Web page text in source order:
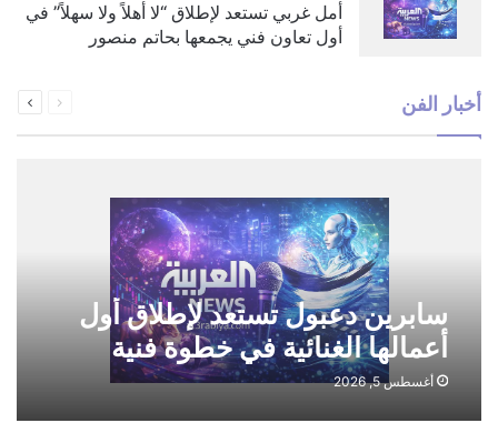
أمل غربي تستعد لإطلاق “لا أهلاً ولا سهلاً” في
أول تعاون فني يجمعها بحاتم منصور
أخبار الفن
الصفحة
سابرين دعبول تستعد لإطلاق أول
أعمالها الغنائية في خطوة فنية
جديدة
أغسطس 5, 2026